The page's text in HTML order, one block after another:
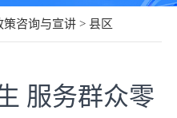
策咨询与宣讲 > 县区
服务群众零